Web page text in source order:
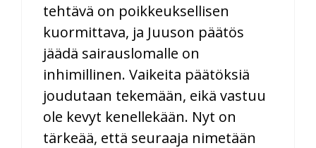
tehtävä on poikkeuksellisen
kuormittava, ja Juuson päätös
jäädä sairauslomalle on
inhimillinen. Vaikeita päätöksiä
joudutaan tekemään, eikä vastuu
ole kevyt kenellekään. Nyt on
tärkeää, että seuraaja nimetään